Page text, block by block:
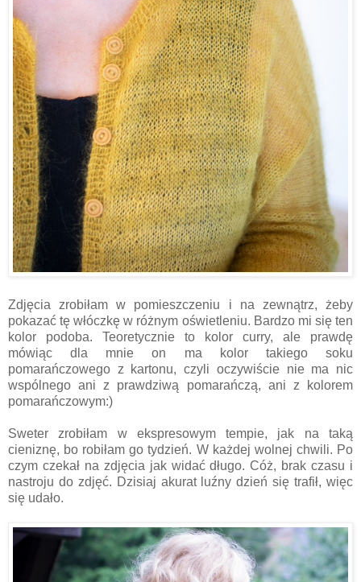
Zdjęcia zrobiłam w pomieszczeniu i na zewnątrz, żeby
pokazać tę włóczkę w różnym oświetleniu. Bardzo mi się ten
kolor podoba. Teoretycznie to kolor curry, ale prawdę
mówiąc dla mnie on ma kolor takiego soku
pomarańczowego z kartonu, czyli oczywiście nie ma nic
wspólnego ani z prawdziwą pomarańczą, ani z kolorem
pomarańczowym:)
Sweter zrobiłam w ekspresowym tempie, jak na taką
cieniznę, bo robiłam go tydzień. W każdej wolnej chwili. Po
czym czekał na zdjęcia jak widać długo. Cóż, brak czasu i
nastroju do zdjęć. Dzisiaj akurat luźny dzień się trafił, więc
się udało.